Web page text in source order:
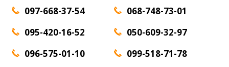
097-668-37-54
095-420-16-52
096-575-01-10
068-748-73-01
050-609-32-97
099-518-71-78